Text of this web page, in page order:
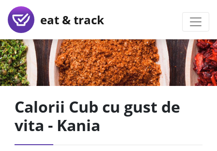
eat & track
Calorii Cub cu gust de
vita - Kania